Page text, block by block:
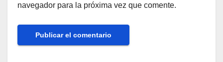
navegador para la próxima vez que comente.